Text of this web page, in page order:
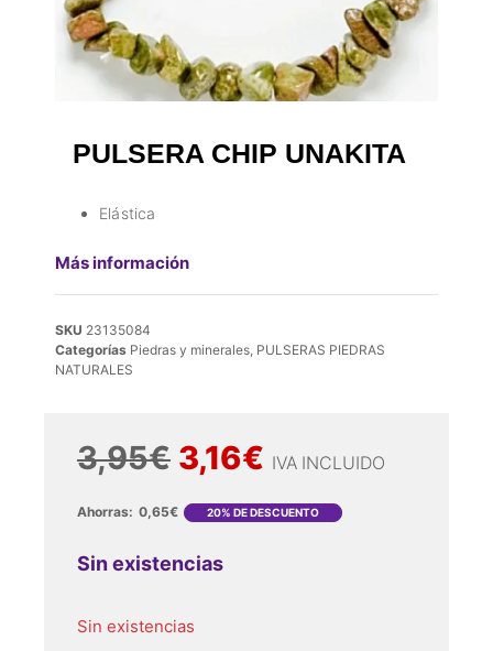
PULSERA CHIP UNAKITA
Elástica
Más información
SKU 23135084
Categorías Piedras y minerales, PULSERAS PIEDRAS
NATURALES
3,95€ 3,16€ IVA INCLUIDO
Ahorras: 0,65€ 20% DE DESCUENTO
Sin existencias
Sin existencias